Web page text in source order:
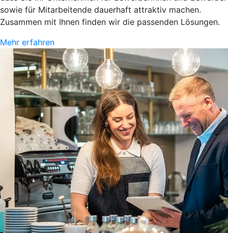
sowie für Mitarbeitende dauerhaft attraktiv machen.
Zusammen mit Ihnen finden wir die passenden Lösungen.
Mehr erfahren